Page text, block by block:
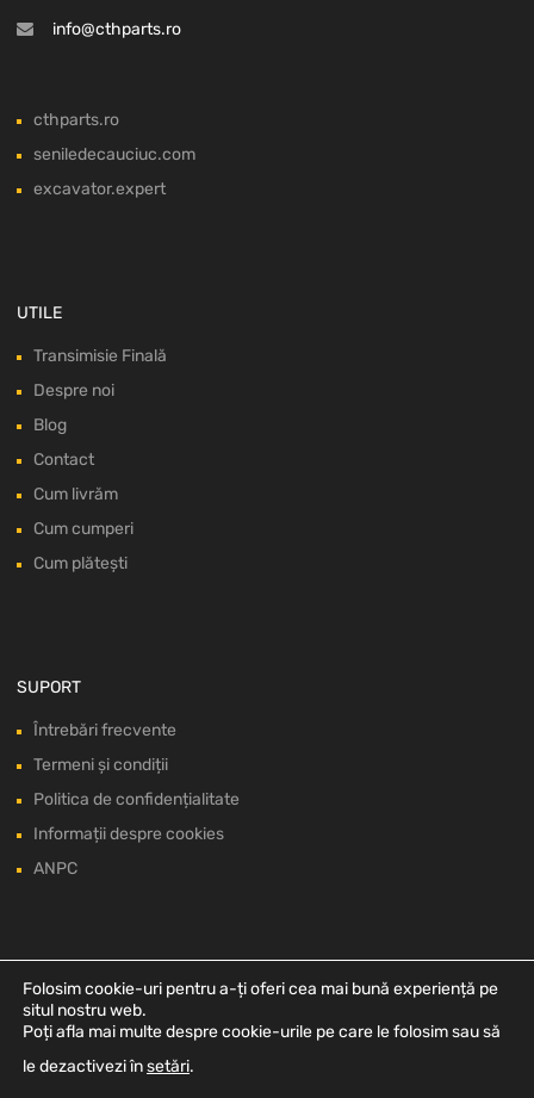
info@cthparts.ro
cthparts.ro
seniledecauciuc.com
excavator.expert
UTILE
Transimisie Finală
Despre noi
Blog
Contact
Cum livrăm
Cum cumperi
Cum plătești
SUPORT
Întrebări frecvente
Termeni și condiții
Politica de confidențialitate
Informații despre cookies
ANPC
Folosim cookie-uri pentru a-ți oferi cea mai bună experiență pe
situl nostru web.
Poți afla mai multe despre cookie-urile pe care le folosim sau să
le dezactivezi însetări.